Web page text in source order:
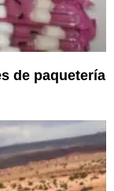
de paquetería